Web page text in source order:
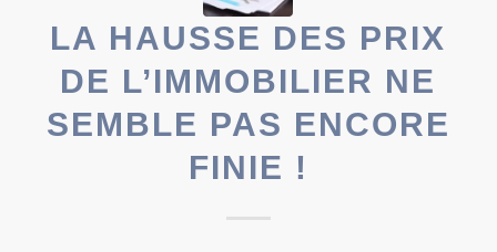
LA HAUSSE DES PRIX
DE L’IMMOBILIER NE
SEMBLE PAS ENCORE
FINIE !